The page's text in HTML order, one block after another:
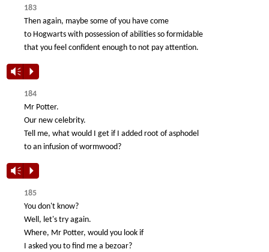
183
Then again, maybe some of you have come
to Hogwarts with possession of abilities so formidable
that you feel confident enough to not pay attention.
Vm P
184
Mr Potter.
Our new celebrity.
Tell me, what would I get if I added root of asphodel
to an infusion of wormwood?
Vm P
185
You don't know?
Well, let's try again.
Where, Mr Potter, would you look if
I asked you to find me a bezoar?